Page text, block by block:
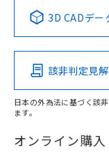
Pb
在庫等で未対応品
3D CADデー
該非判定見
日本の外為法に基づく該
ます。
オンライン購入